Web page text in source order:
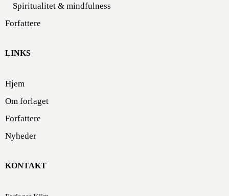
Spiritualitet & mindfulness
Forfattere
LINKS
Hjem
Om forlaget
Forfattere
Nyheder
KONTAKT